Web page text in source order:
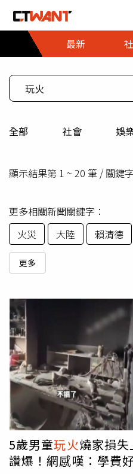
最新
全部 社會 娛
顯示結果第 1 ~ 20 筆 / 關鍵
更多相關新聞關鍵字：
火災
大陸 賴清德
更多
5歲男童玩火燒家損
讚爆！網感嘆：學費